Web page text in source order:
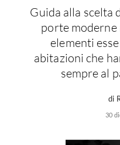
Cucine Country
Cucine Monoblocco
Consigli Cucine
Attrezzature Interne
Forni
Guida alla scelta
porte
elementi
abitazioni che
sempre al
di
30